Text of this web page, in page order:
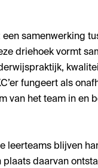
een samenwerking
driehoek vormt
fungeert als
van het team in en
leerteams blijven
daarvan